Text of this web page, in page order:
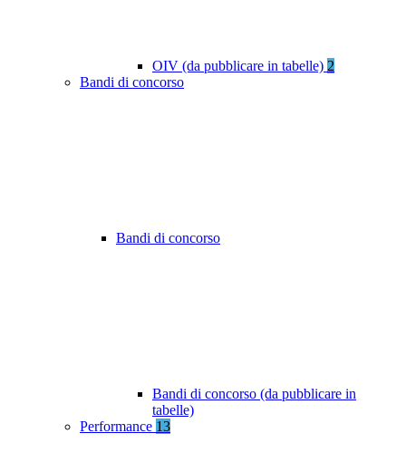
OIV (da pubblicare in tabelle) 2
Bandi di concorso
Bandi di concorso
Bandi di concorso (da pubblicare in
tabelle)
Performance 13